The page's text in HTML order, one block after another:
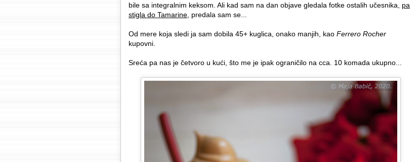
bile sa integralnim keksom. Ali kad sam na dan objave gledala fotke ostalih učesnika, pa
stigla do Tamarine , predala sam se...
Od mere koja sledi ja sam dobila 45+ kuglica, onako manjih, kao Ferrero Rocher
kupovni.
Sreća pa nas je četvoro u kući, što me je ipak ograničilo na cca. 10 komada ukupno...